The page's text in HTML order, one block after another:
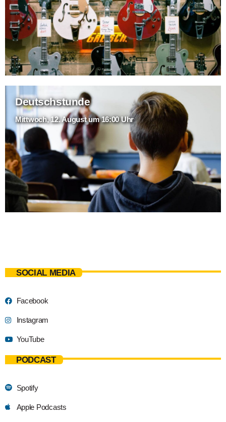
Deutschstunde
Mittwoch, 12. August um 16:00 Uhr
SOCIAL MEDIA
Facebook
Instagram
YouTube
PODCAST
Spotify
Apple Podcasts